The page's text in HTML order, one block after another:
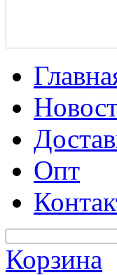
Опт
Корзина